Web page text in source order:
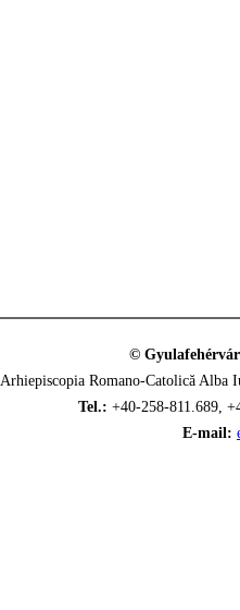
©
Arhiepiscopia Romano-Catolică
Tel.: +40-258-811.689,
E-mail: